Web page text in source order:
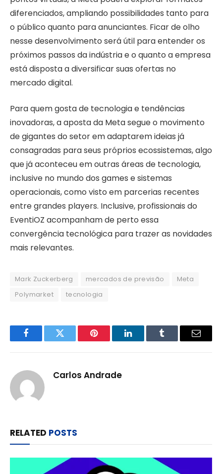
diferenciados, ampliando possibilidades tanto para
o público quanto para anunciantes. Ficar de olho
nesse desenvolvimento será útil para entender os
próximos passos da indústria e o quanto a empresa
está disposta a diversificar suas ofertas no
mercado digital.
Para quem gosta de tecnologia e tendências
inovadoras, a aposta da Meta segue o movimento
de gigantes do setor em adaptarem ideias já
consagradas para seus próprios ecossistemas, algo
que já aconteceu em outras áreas de tecnologia,
inclusive no mundo dos games e sistemas
operacionais, como visto em parcerias recentes
entre grandes players. Inclusive, profissionais do
EventiOZ acompanham de perto essa
convergência tecnológica para trazer as novidades
mais relevantes.
Mark Zuckerberg mercados de previsão
Meta
Polymarket
tecnologia
FacebookTwitter Pinterest LinkedInTumblr Email
Carlos Andrade
RELATED POSTS